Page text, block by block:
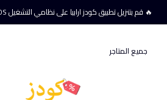
🔥 قم بتنزيل تطبيق كودز ارابيا على نظامي التشغيل iOS و Android 🔥
جميع المتاجر